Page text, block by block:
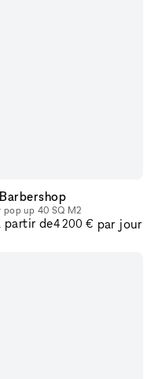
your pop up 40 SQ M2
partir de4 200 € par jour